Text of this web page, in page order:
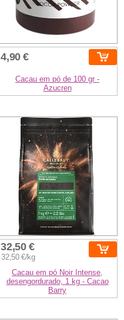
4,90 €
Cacau em pó de 100 gr -
Azucren
32,50 €
32,50 €/kg
Cacau em pó Noir Intense,
desengordurado, 1 kg - Cacao
Barry